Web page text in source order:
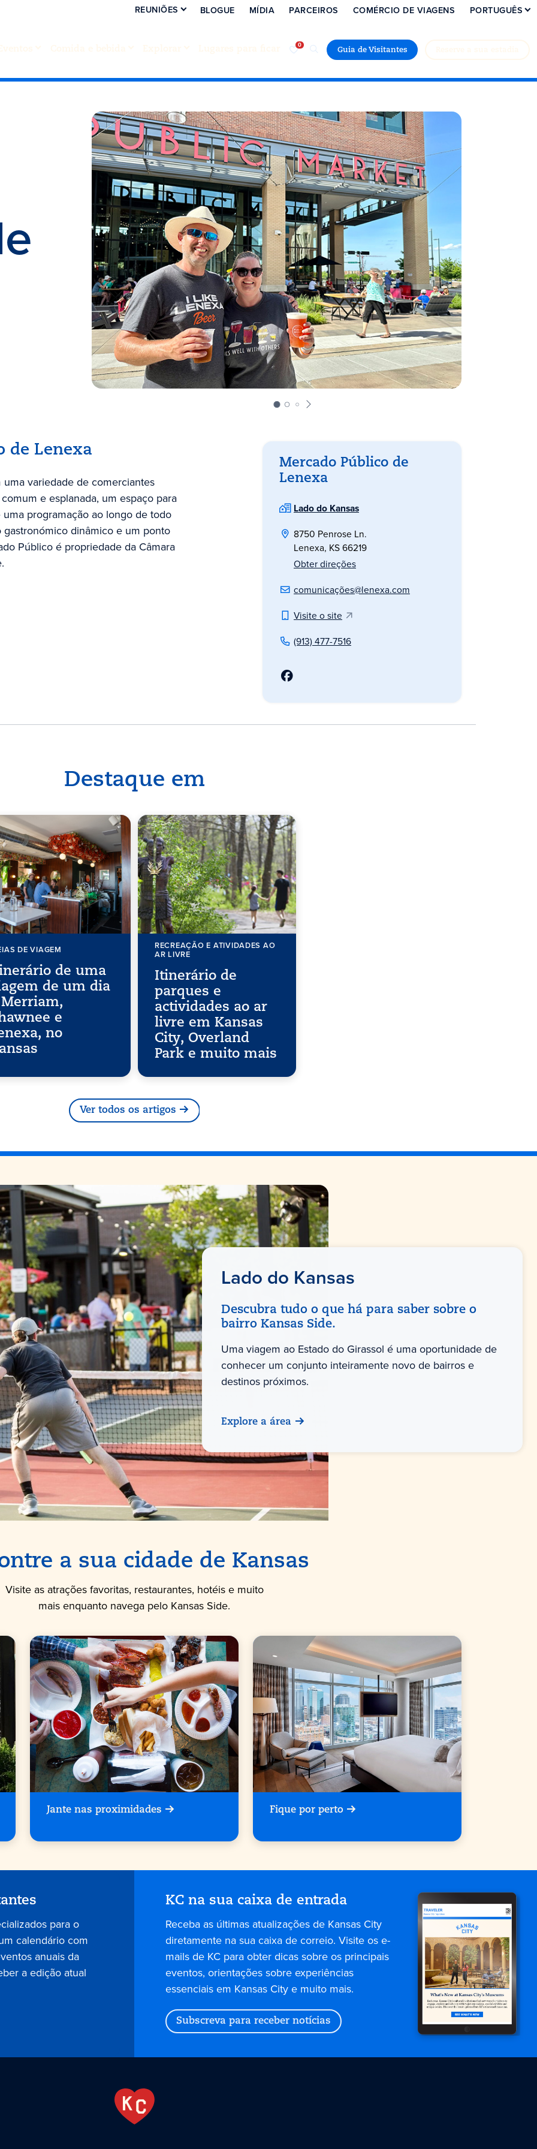
Guia de Visitantes
REUNIÕES BLOGUE MÍDIA PARCEIROS COMÉRCIO DE VIAGENS PORTUGUÊS
de Lenexa
variedade de comerciantes
e esplanada, um espaço para
programação ao longo de todo
dinâmico e um ponto
Público é propriedade da Câmara
Mercado Público de
Lenexa
Lado do Kansas
8750 Penrose Ln.
Lenexa, KS 66219
Obter direções
comunicações@lenexa.com
Visite o site
(913) 477-7516
Destaque em
DE VIAGEM
de uma
de um dia
e
no
RECREAÇÃO E ATIVIDADES AO
AR LIVRE
Itinerário de
parques e
actividades ao ar
livre em Kansas
City, Overland
Park e muito mais
Ver todos os artigos
Lado do Kansas
Descubra tudo o que há para saber sobre o
bairro Kansas Side.
Uma viagem ao Estado do Girassol é uma oportunidade de
conhecer um conjunto inteiramente novo de bairros e
destinos próximos.
Explore a área
a sua cidade de Kansas
Visite as atrações favoritas, restaurantes, hotéis e muito
mais enquanto navega pelo Kansas Side.
Jante nas proximidades Fique por perto
para o
calendário com
anuais da
a edição atual
KC na sua caixa de entrada
Receba as últimas atualizações de Kansas City
diretamente na sua caixa de correio. Visite os e-
mails de KC para obter dicas sobre os principais
eventos, orientações sobre experiências
essenciais em Kansas City e muito mais.
Subscreva para receber notícias